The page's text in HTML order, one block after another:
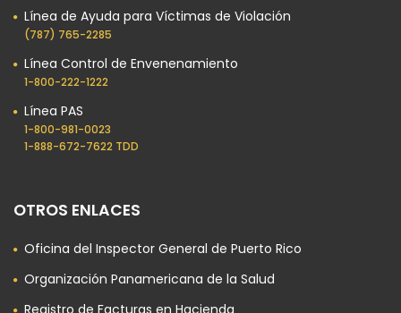
OTROS ENLACES
Oficina del Inspector General de Puerto Rico
Organización Panamericana de la Salud
Línea de Ayuda para Víctimas de Violación
(787) 765-2285
Línea Control de Envenenamiento
1-800-222-1222
Línea PAS
1-800-981-0023​
1-888-672-7622 TDD